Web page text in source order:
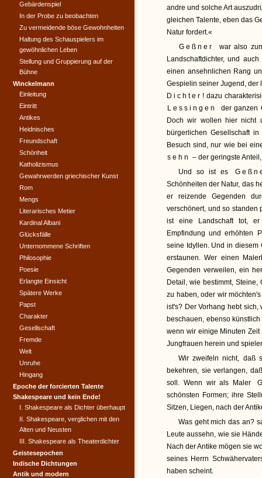
andre und solche Art
gleichen Talente, eben das
Natur fordert.«
Geßner war also
Landschaftdichter, und
einen ansehnlichen Rang
Gespielin seiner Jugend,
Dichter ! dazu
Lessingen der ganzen
Doch wir wollen hier nicht
bürgerlichen Gesellschaft
Besuch sind, nur wie bei
sehn – der geringste
Und so ist es
Schönheiten der Natur, das
er reizende Gegenden
verschönert, und so standen
ist eine Landschaft tot,
Empfindung und erhöhten
seine Idyllen. Und in diesem
erstaunen. Wer einen
Gegenden verweilen, ein
Detail, wie bestimmt,
zu haben, oder wir
ist's? Der Vorhang hebt
beschauen, ebenso
wenn wir einige Minuten
Jungfrauen herein und
Wir zweifeln nicht, daß
bekehren, sie verlangen,
soll. Wenn wir als Maler
schönsten Formen; ihre
Sitzen, Liegen, nach der
Was geht mich das an?
Leute aussehn, wie sie
Nach der Antike mögen sie
seines Herrn
haben scheint.
Gebärdenspiel
In der Probe zu beobachten
Zu vermeidende böse Gewohnheiten
Haltung des Schauspielers im
gewöhnlichen Leben
Stellung und Gruppierung auf der
Bühne
Winckelmann
Einleitung
Eintritt
Antikes
Heidnisches
Freundschaft
Schönheit
Katholizismus
Gewahrwerden griechischer Kunst
Rom
Mengs
Literarisches Metier
Kardinal Albani
Glücksfälle
Unternommene Schriften
Philosophie
Poesie
Erlangte Einsicht
Spätere Werke
Papst
Charakter
Gesellschaft
Fremde
Welt
Unruhe
Hingang
Epoche der forcierten Talente
Shakespeare und kein Ende!
I. Shakespeare als Dichter überhaupt
II. Shakespeare, verglichen mit den
Alten und Neusten
III. Shakespeare als Theaterdichter
Geistesepochen
Indische Dichtungen
Antik und modern